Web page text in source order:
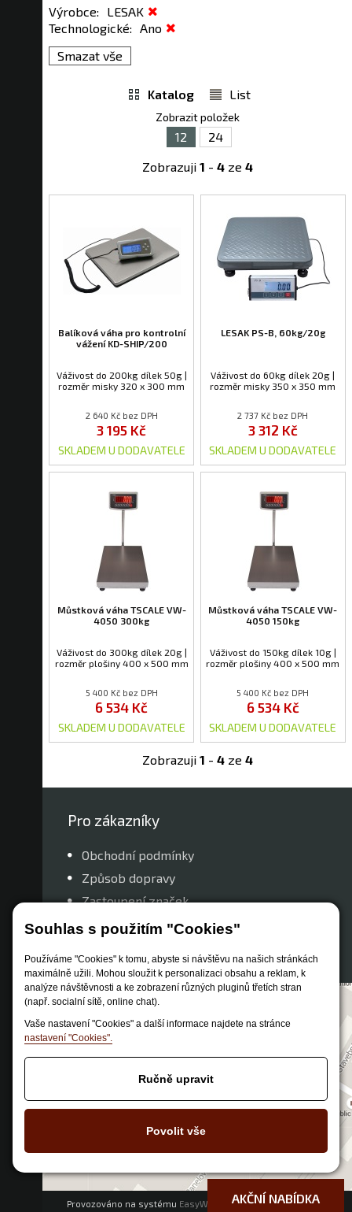
AKČNÍ NABÍDKA
Souhlas s použitím "Cookies"
Používáme "Cookies" k tomu, abyste si návštěvu na našich stránkách
maximálně užili. Mohou sloužit k personalizaci obsahu a reklam, k
analýze návštěvnosti a ke zobrazení různých pluginů třetích stran
(např. socialní sítě, online chat).
Vaše nastavení "Cookies" a další informace najdete na stránce
nastavení "Cookies".
Ručně upravit
Povolit vše
Výrobce:
LESAK
Technologické: Ano
Smazat vše
Katalog List
Zobrazit položek
12
24
Zobrazuji 1 - 4ze 4
Balíková váha pro kontrolní
vážení KD-SHIP/200
Váživost do 200kg dílek 50g |
rozměr misky 320 x 300 mm
2 640 Kč bez DPH
3 195 Kč
SKLADEM U DODAVATELE
LESAK PS-B, 60kg/20g
Váživost do 60kg dílek 20g |
rozměr misky 350 x 350 mm
2 737 Kč bez DPH
3 312 Kč
SKLADEM U DODAVATELE
Můstková váha TSCALE VW-
4050 300kg
Váživost do 300kg dílek 20g |
rozměr plošiny 400 x 500 mm
5 400 Kč bez DPH
6 534 Kč
SKLADEM U DODAVATELE
Můstková váha TSCALE VW-
4050 150kg
Váživost do 150kg dílek 10g |
rozměr plošiny 400 x 500 mm
5 400 Kč bez DPH
6 534 Kč
SKLADEM U DODAVATELE
Zobrazuji 1 - 4ze 4
Pro zákazníky
Obchodní podmínky
Způsob dopravy
Zastoupení značek
Reklamační řád
Provozováno na systému EasyWeb Tvorba eshopu© 2026 - CS